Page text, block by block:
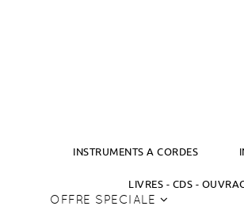
INSTRUMENTS A CORDES
LIVRES - CDS -
OFFRE SPECIALE